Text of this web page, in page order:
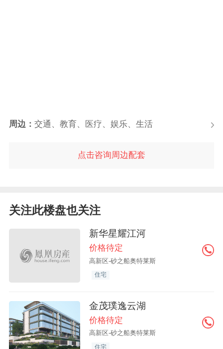
周边： 交通、教育、医疗、娱乐、生活
点击咨询周边配套
关注此楼盘也关注
新华星耀江河
价格待定
高新区-砂之船奥特莱斯
住宅
金茂璞逸云湖
价格待定
高新区-砂之船奥特莱斯
住宅